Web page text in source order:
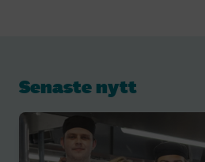
Senaste nytt